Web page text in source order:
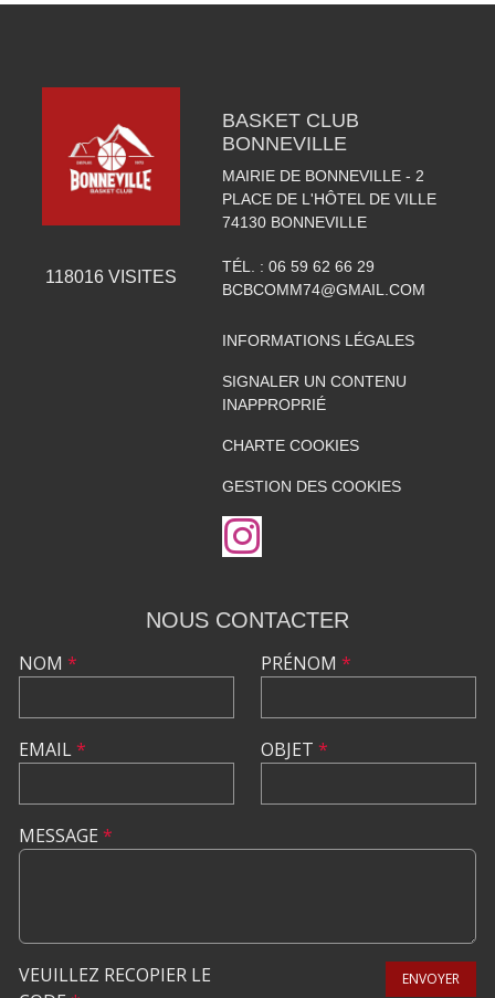
118016VISITES
BASKET CLUB
BONNEVILLE
MAIRIE DE BONNEVILLE - 2
PLACE DE L'HÔTEL DE VILLE
74130 BONNEVILLE
TÉL. : 06 59 62 66 29
BCBCOMM74@GMAIL.COM
INFORMATIONS LÉGALES
SIGNALER UN CONTENU
INAPPROPRIÉ
CHARTE COOKIES
GESTION DES COOKIES
NOUS CONTACTER
NOM *
EMAIL*
PRÉNOM *
OBJET *
MESSAGE *
VEUILLEZ RECOPIER LE
ENVOYER